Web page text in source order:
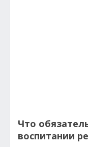
Что
воспитании